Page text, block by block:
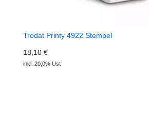
Trodat Printy 4922 Stempel
18,10 €
inkl. 20,0% Ust